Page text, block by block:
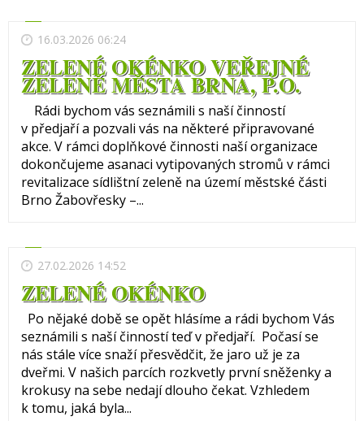
16.03.2026 06:24
ZELENÉ OKÉNKO VEŘEJNÉ
ZELENĚ MĚSTA BRNA, P.O.
Rádi bychom vás seznámili s naší činností
v předjaří a pozvali vás na některé připravované
akce. V rámci doplňkové činnosti naší organizace
dokončujeme asanaci vytipovaných stromů v rámci
revitalizace sídlištní zeleně na území městské části
Brno Žabovřesky –...
27.02.2026 14:52
ZELENÉ OKÉNKO
Po nějaké době se opět hlásíme a rádi bychom Vás
seznámili s naší činností teď v předjaří. Počasí se
nás stále více snaží přesvědčit, že jaro už je za
dveřmi. V našich parcích rozkvetly první sněženky a
krokusy na sebe nedají dlouho čekat. Vzhledem
k tomu, jaká byla...